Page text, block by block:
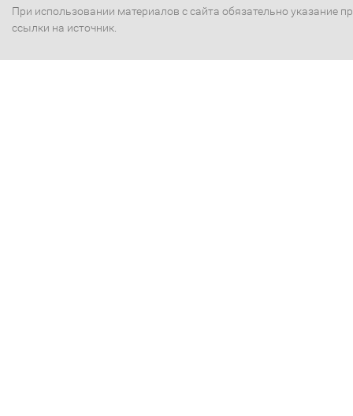
При использовании материалов с сайта обязательно указание
ссылки на источник.